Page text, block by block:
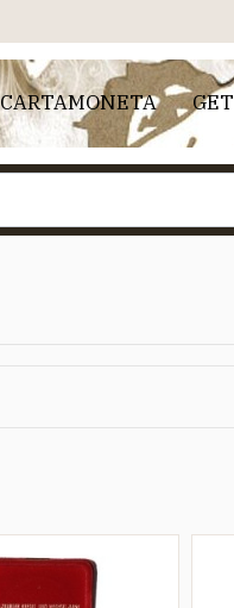
CARTAMONETA